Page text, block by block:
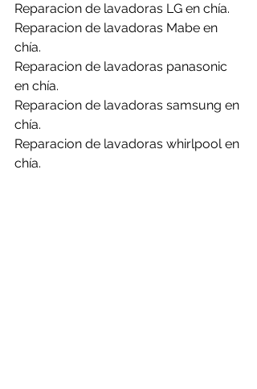
Reparacion de lavadoras LG en chía.
Reparacion de lavadoras Mabe en
chía.
Reparacion de lavadoras panasonic
en chía.
Reparacion de lavadoras samsung en
chía.
Reparacion de lavadoras whirlpool en
chía.